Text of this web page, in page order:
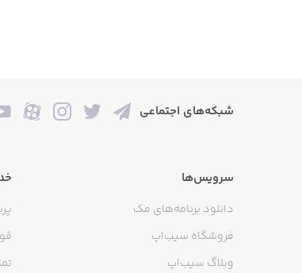
as fast as you can!
into the pigeon's mouth.
شبکه‌های اجتماعی
سرویس‌ها
دانلود برنامه‌های مک
فروشگاه سیب‌اپ
وبلاگ سیب‌اپ